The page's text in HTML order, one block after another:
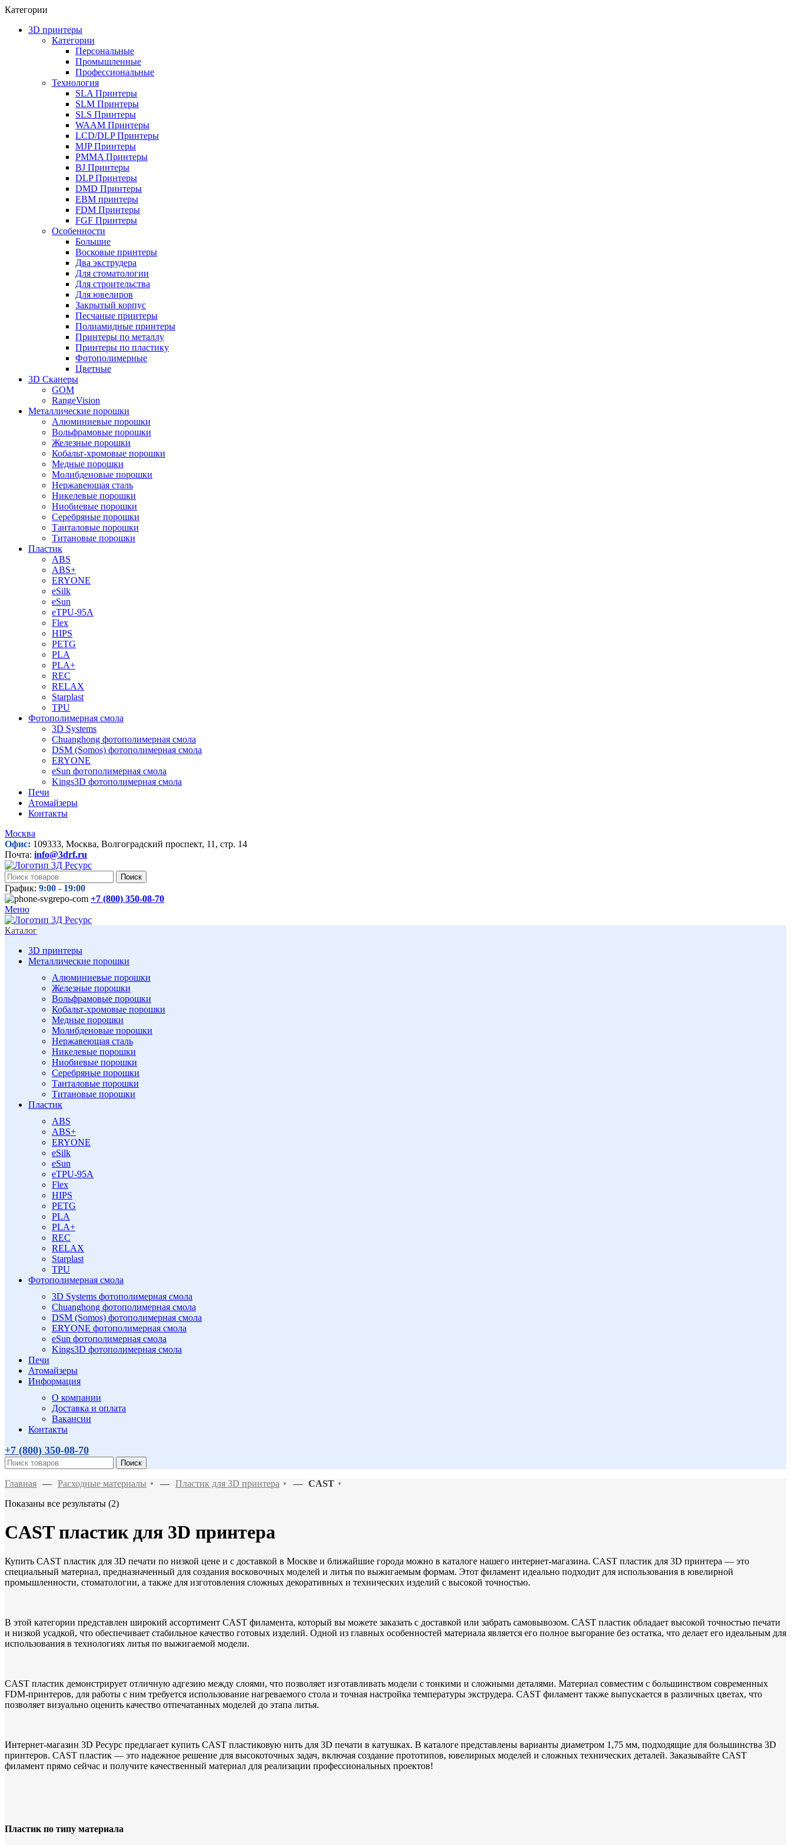
Категории
3D принтеры
Категории
Персональные
Промышленные
Профессиональные
Технология
SLA Принтеры
SLM Принтеры
SLS Принтеры
WAAM Принтеры
LCD/DLP Принтеры
MJP Принтеры
PMMA Принтеры
BJ Принтеры
DLP Принтеры
DMD Принтеры
EBM принтеры
FDM Принтеры
FGF Принтеры
Особенности
Большие
Восковые принтеры
Два экструдера
Для стоматологии
Для строительства
Для ювелиров
Закрытый корпус
Песчаные принтеры
Полиамидные принтеры
Принтеры по металлу
Принтеры по пластику
Фотополимерные
Цветные
3D Сканеры
GOM
RangeVision
Металлические порошки
Алюминиевые порошки
Вольфрамовые порошки
Железные порошки
Кобальт-хромовые порошки
Медные порошки
Молибденовые порошки
Нержавеющая сталь
Никелевые порошки
Ниобиевые порошки
Серебряные порошки
Танталовые порошки
Титановые порошки
Пластик
ABS
ABS+
ERYONE
eSilk
eSun
eTPU-95A
Flex
HIPS
PETG
PLA
PLA+
REC
RELAX
Starplast
TPU
Фотополимерная смола
3D Systems
Chuanghong фотополимерная смола
DSM (Somos) фотополимерная смола
ERYONE
eSun фотополимерная смола
Kings3D фотополимерная смола
Печи
Атомайзеры
Контакты
Москва
Офис: 109333, Москва, Волгоградский проспект, 11, стр. 14
Почта: info@3drf.ru
Поиск
График: 9:00 - 19:00
+7 (800) 350-08-70
Меню
Каталог
3D принтеры
Металлические порошки
Алюминиевые порошки
Железные порошки
Вольфрамовые порошки
Кобальт-хромовые порошки
Медные порошки
Молибденовые порошки
Нержавеющая сталь
Никелевые порошки
Ниобиевые порошки
Серебряные порошки
Танталовые порошки
Титановые порошки
Пластик
ABS
ABS+
ERYONE
eSilk
eSun
eTPU-95A
Flex
HIPS
PETG
PLA
PLA+
REC
RELAX
Starplast
TPU
Фотополимерная смола
3D Systems фотополимерная смола
Chuanghong фотополимерная смола
DSM (Somos) фотополимерная смола
ERYONE фотополимерная смола
eSun фотополимерная смола
Kings3D фотополимерная смола
Печи
Атомайзеры
Информация
О компании
Доставка и оплата
Вакансии
Контакты
+7 (800) 350-08-70
Поиск
Главная — Расходные материалы ▼ — Пластик для 3D принтера ▼ — CAST ▼
Показаны все результаты (2)
CAST пластик для 3D принтера
Купить CAST пластик для 3D печати по низкой цене и с доставкой в Москве и ближайшие города можно в каталоге нашего интернет-магазина. CAST пластик для 3D принтера — это
специальный материал, предназначенный для создания восковочных моделей и литья по выжигаемым формам. Этот филамент идеально подходит для использования в ювелирной
промышленности, стоматологии, а также для изготовления сложных декоративных и технических изделий с высокой точностью.
В этой категории представлен широкий ассортимент CAST филамента, который вы можете заказать с доставкой или забрать самовывозом. CAST пластик обладает высокой точностью печати
и низкой усадкой, что обеспечивает стабильное качество готовых изделий. Одной из главных особенностей материала является его полное выгорание без остатка, что делает его идеальным для
использования в технологиях литья по выжигаемой модели.
CAST пластик демонстрирует отличную адгезию между слоями, что позволяет изготавливать модели с тонкими и сложными деталями. Материал совместим с большинством современных
FDM-принтеров, для работы с ним требуется использование нагреваемого стола и точная настройка температуры экструдера. CAST филамент также выпускается в различных цветах, что
позволяет визуально оценить качество отпечатанных моделей до этапа литья.
Интернет-магазин 3D Ресурс предлагает купить CAST пластиковую нить для 3D печати в катушках. В каталоге представлены варианты диаметром 1,75 мм, подходящие для большинства 3D
принтеров. CAST пластик — это надежное решение для высокоточных задач, включая создание прототипов, ювелирных моделей и сложных технических деталей. Заказывайте CAST
филамент прямо сейчас и получите качественный материал для реализации профессиональных проектов!
Пластик по типу материала